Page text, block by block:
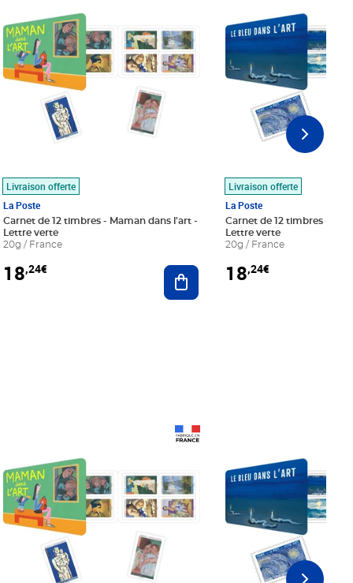
au panier
Livraison offerte
La Poste
Carnet de 12 timbres - Maman dans l'art -
Lettre verte
20g / France
18,24€ Ajouter au panier
Livraison offerte
La Poste
Carnet de 12 timbres - Le
Lettre verte
20g / France
18,24€